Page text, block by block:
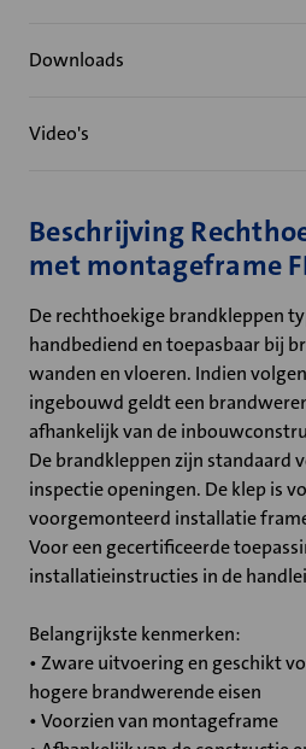
Downloads
Video's
Beschrijving
met montageframe
De rechthoekige brandkleppen
handbediend en toepasbaar bij
wanden en vloeren. Indien
ingebouwd geldt een
afhankelijk van de
De brandkleppen zijn standaard
inspectie openingen. De klep is
voorgemonteerd installatie
Voor een gecertificeerde
installatieinstructies in de
Belangrijkste kenmerken:
• Zware uitvoering en geschikt
hogere brandwerende eisen
• Voorzien van montageframe